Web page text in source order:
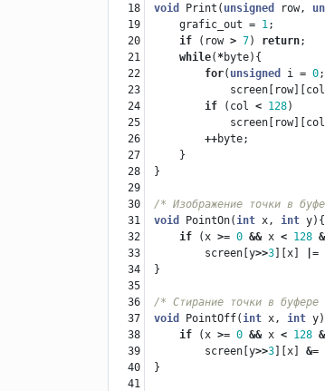
18
19
20
21
22
23
24
25
26
27
28
29
30
31
32
33
34
35
36
37
38
39
40
41
void
Print ( unsigned row,
grafic_out = 1;
if
( row > 7) return;
while(*byte){
for( unsigned i = 0;
screen
row][ col
if
( col < 128)
screen
row][ col
++byte;
}
}
/* Изображение точки в
void
PointOn(int x, int y){
if
(x >= 0 && x < 128
screen y>>3 x |=
}
/* Стирание точки в
void
PointOff(int x, int y
if
(x >= 0 && x < 128
screen y>>3 x &=
}